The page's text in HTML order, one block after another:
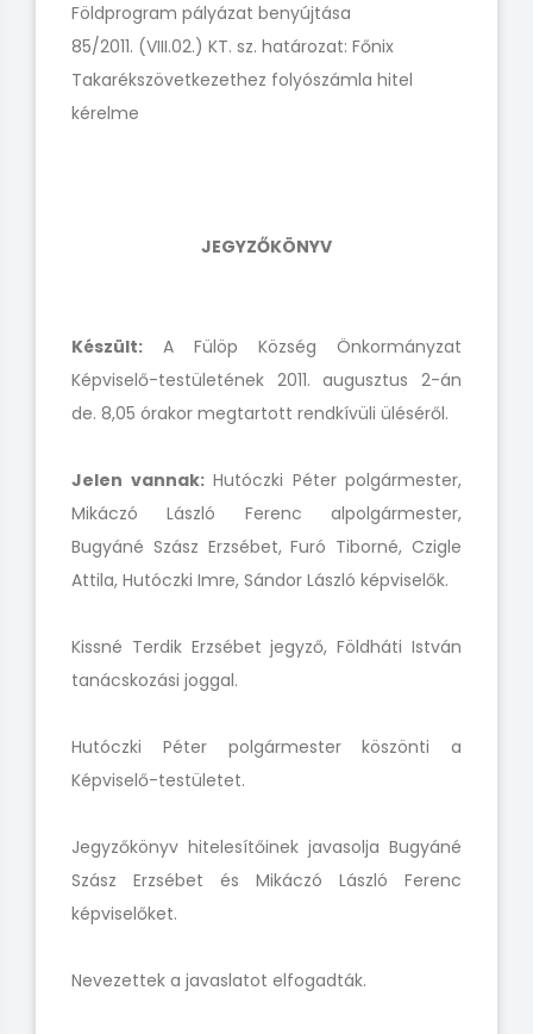
Földprogram pályázat benyújtása
85/2011. (VIII.02.) KT. sz. határozat: Főnix
Takarékszövetkezethez folyószámla hitel
kérelme
JEGYZŐKÖNYV
Készült: A Fülöp Község Önkormányzat
Képviselő-testületének 2011. augusztus 2-án
de. 8,05 órakor megtartott rendkívüli üléséről.
Jelen vannak:Hutóczki Péter polgármester,
Mikáczó László Ferenc alpolgármester,
Bugyáné Szász Erzsébet, Furó Tiborné, Czigle
Attila, Hutóczki Imre, Sándor László képviselők.
Kissné Terdik Erzsébet jegyző, Földháti István
tanácskozási joggal.
Hutóczki Péter polgármester köszönti a
Képviselő-testületet.
Jegyzőkönyv hitelesítőinek javasolja Bugyáné
Szász Erzsébet és Mikáczó László Ferenc
képviselőket.
Nevezettek a javaslatot elfogadták.